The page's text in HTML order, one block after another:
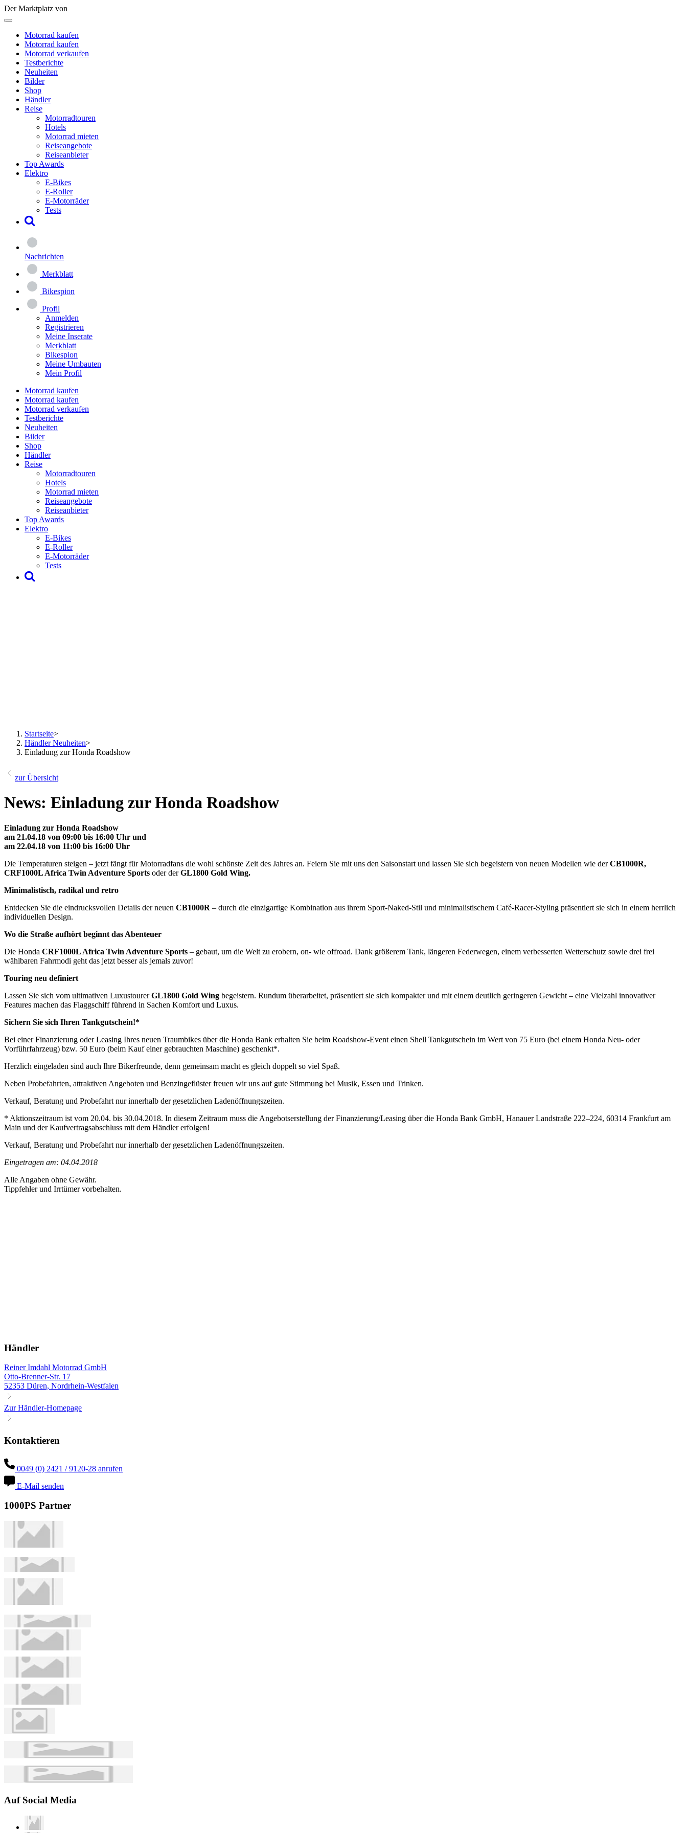
Der Marktplatz von
Motorrad kaufen
Motorrad kaufen
Motorrad verkaufen
Testberichte
Neuheiten
Bilder
Shop
Händler
Reise
Motorradtouren
Hotels
Motorrad mieten
Reiseangebote
Reiseanbieter
Top Awards
Elektro
E-Bikes
E-Roller
E-Motorräder
Tests
Nachrichten
Merkblatt
Bikespion
Profil
Anmelden
Registrieren
Meine Inserate
Merkblatt
Bikespion
Meine Umbauten
Mein Profil
Motorrad kaufen
Motorrad kaufen
Motorrad verkaufen
Testberichte
Neuheiten
Bilder
Shop
Händler
Reise
Motorradtouren
Hotels
Motorrad mieten
Reiseangebote
Reiseanbieter
Top Awards
Elektro
E-Bikes
E-Roller
E-Motorräder
Tests
Startseite>
Händler Neuheiten>
Einladung zur Honda Roadshow
zur Übersicht
News: Einladung zur Honda Roadshow
Einladung zur Honda Roadshow
am 21.04.18 von 09:00 bis 16:00 Uhr und
am 22.04.18 von 11:00 bis 16:00 Uhr
Die Temperaturen steigen – jetzt fängt für Motorradfans die wohl schönste Zeit des Jahres an. Feiern Sie mit uns den Saisonstart und lassen Sie sich begeistern von neuen Modellen wie derCB1000R,
CRF1000L Africa Twin Adventure Sports oder derGL1800 Gold Wing.
Minimalistisch, radikal und retro
Entdecken Sie die eindrucksvollen Details der neuen CB1000R – durch die einzigartige Kombination aus ihrem Sport-Naked-Stil und minimalistischem Café-Racer-Styling präsentiert sie sich in einem herrlich
individuellen Design.
Wo die Straße aufhört beginnt das Abenteuer
Die Honda CRF1000L Africa Twin Adventure Sports – gebaut, um die Welt zu erobern, on- wie offroad. Dank größerem Tank, längeren Federwegen, einem verbesserten Wetterschutz sowie drei frei
wählbaren Fahrmodi geht das jetzt besser als jemals zuvor!
Touring neu definiert
Lassen Sie sich vom ultimativen LuxustourerGL1800 Gold Wing begeistern. Rundum überarbeitet, präsentiert sie sich kompakter und mit einem deutlich geringeren Gewicht – eine Vielzahl innovativer
Features machen das Flaggschiff führend in Sachen Komfort und Luxus.
Sichern Sie sich Ihren Tankgutschein!*
Bei einer Finanzierung oder Leasing Ihres neuen Traumbikes über die Honda Bank erhalten Sie beim Roadshow-Event einen Shell Tankgutschein im Wert von 75 Euro (bei einem Honda Neu- oder
Vorführfahrzeug) bzw. 50 Euro (beim Kauf einer gebrauchten Maschine) geschenkt*.
Herzlich eingeladen sind auch Ihre Bikerfreunde, denn gemeinsam macht es gleich doppelt so viel Spaß.
Neben Probefahrten, attraktiven Angeboten und Benzingeflüster freuen wir uns auf gute Stimmung bei Musik, Essen und Trinken.
Verkauf, Beratung und Probefahrt nur innerhalb der gesetzlichen Ladenöffnungszeiten.
* Aktionszeitraum ist vom 20.04. bis 30.04.2018. In diesem Zeitraum muss die Angebotserstellung der Finanzierung/Leasing über die Honda Bank GmbH, Hanauer Landstraße 222–224, 60314 Frankfurt am
Main und der Kaufvertragsabschluss mit dem Händler erfolgen!
Verkauf, Beratung und Probefahrt nur innerhalb der gesetzlichen Ladenöffnungszeiten.
Eingetragen am: 04.04.2018
Alle Angaben ohne Gewähr.
Tippfehler und Irrtümer vorbehalten.
Händler
Reiner Imdahl Motorrad GmbH
Otto-Brenner-Str. 17
52353 Düren, Nordrhein-Westfalen
Zur Händler-Homepage
Kontaktieren
0049 (0) 2421 / 9120-28 anrufen
E-Mail senden
1000PS Partner
Auf Social Media